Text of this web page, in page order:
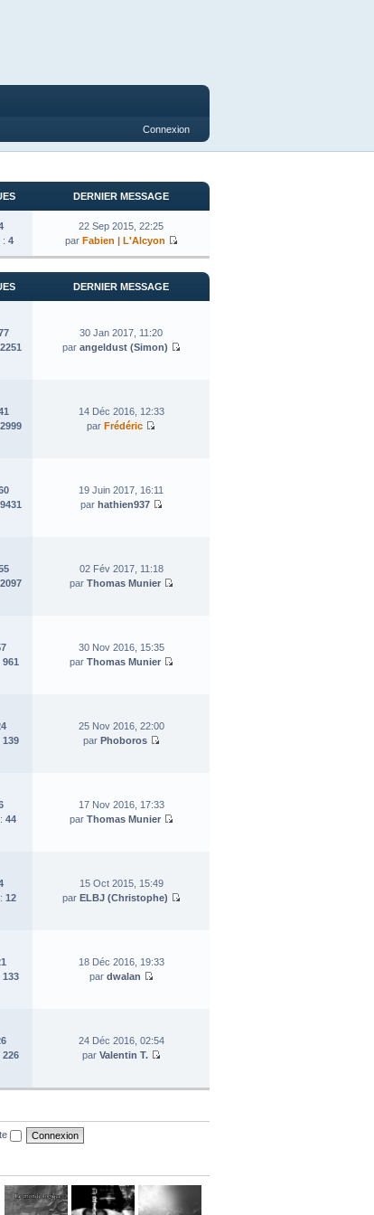
Connexion
DERNIER MESSAGE
: 4
22 Sep 2015, 22:25
par Fabien | L'Alcyon
DERNIER MESSAGE
2251
30 Jan 2017, 11:20
par angeldust (Simon)
2999
14 Déc 2016, 12:33
par Frédéric
9431
19 Juin 2017, 16:11
par hathien937
2097
02 Fév 2017, 11:18
par Thomas Munier
961
30 Nov 2016, 15:35
par Thomas Munier
139
25 Nov 2016, 22:00
par Phoboros
44
17 Nov 2016, 17:33
par Thomas Munier
12
15 Oct 2015, 15:49
par ELBJ (Christophe)
133
18 Déc 2016, 19:33
par dwalan
226
24 Déc 2016, 02:54
par Valentin T.